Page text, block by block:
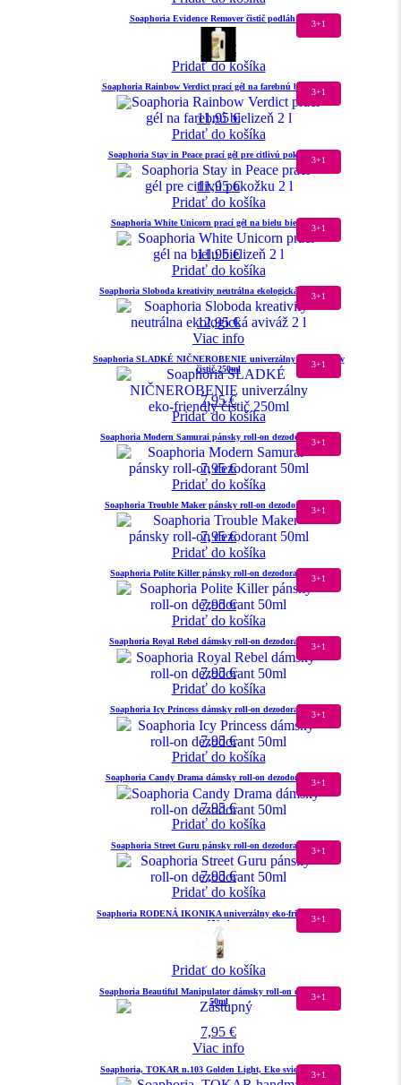
Soaphoria Evidence Remover čistič podláh 2 l
7,45 €
3+1
Pridať do košíka
Soaphoria Rainbow Verdict prací gél na farebnú bielizeň 2 l
11,95€
3+1
Pridať do košíka
Soaphoria Stay in Peace prací gél pre citlivú pokožku 2 l
11,95€
3+1
Pridať do košíka
Soaphoria White Unicorn prací gél na bielu bielizeň 2 l
11,95€
3+1
Pridať do košíka
Soaphoria Sloboda kreativity neutrálna ekologická aviváž 2 l
12,95€
3+1
Viac info
Soaphoria SLADKÉ NIČNEROBENIE univerzálny eko-friendly
čistič 250ml
7,95€
3+1
Pridať do košíka
Soaphoria Modern Samurai pánsky roll-on dezodorant 50ml
7,95€
3+1
Pridať do košíka
Soaphoria Trouble Maker pánsky roll-on dezodorant 50ml
7,95€
3+1
Pridať do košíka
Soaphoria Polite Killer pánsky roll-on dezodorant 50ml
7,95€
3+1
Pridať do košíka
Soaphoria Royal Rebel dámsky roll-on dezodorant 50ml
7,95€
3+1
Pridať do košíka
Soaphoria Icy Princess dámsky roll-on dezodorant 50ml
7,95€
3+1
Pridať do košíka
Soaphoria Candy Drama dámsky roll-on dezodorant 50ml
7,95€
3+1
Pridať do košíka
Soaphoria Street Guru pánsky roll-on dezodorant 50ml
7,95€
3+1
Pridať do košíka
Soaphoria RODENÁ IKONIKA univerzálny eko-friendly čistič
250ml
7,95
3+1
Pridať do košíka
Soaphoria Beautiful Manipulator dámsky roll-on dezodorant
50ml
7,95 €
3+1
Viac info
Soaphoria, TOKAR n.103 Golden Light, Eko sviečka 400ml
3+1